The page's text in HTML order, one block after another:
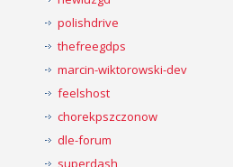
polishdrive
thefreegdps
marcin-wiktorowski-dev
feelshost
chorekpszczonow
dle-forum
superdash